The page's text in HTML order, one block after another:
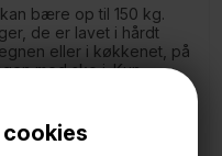
bære op til 150 kg.
de er lavet i hårdt
eller i køkkenet, på
med sko i. Kun
kan bruges til
Den kan også